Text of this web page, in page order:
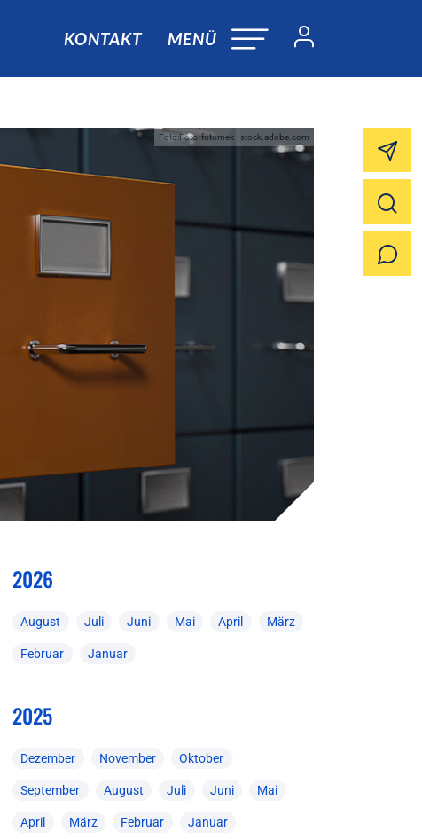
KONTAKT MENÜ
Foto:Foto: fotomek - stock.adobe.com
2026
August Juli Juni Mai April März
Februar Januar
2025
Dezember November Oktober
September August Juli Juni Mai
April März Februar Januar